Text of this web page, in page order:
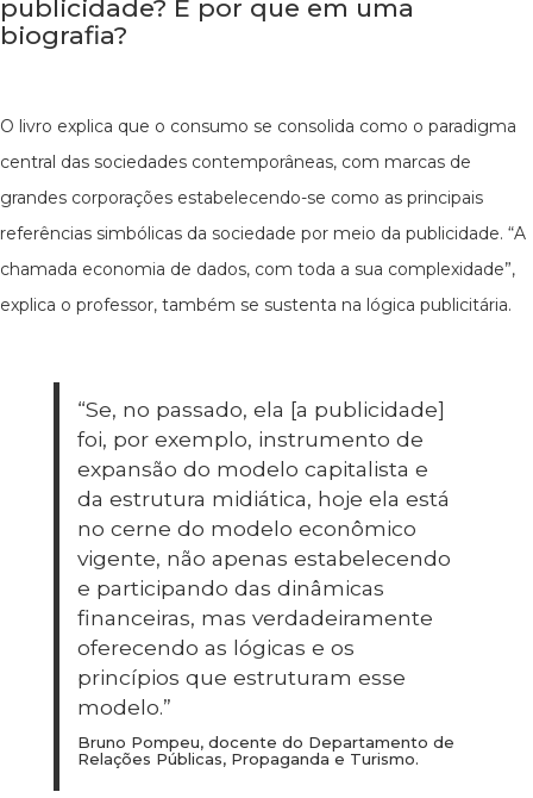
publicidade? E por que em uma
biografia?
O livro explica que o consumo se consolida como o paradigma
central das sociedades contemporâneas, com marcas de
grandes corporações estabelecendo-se como as principais
referências simbólicas da sociedade por meio da publicidade. “A
chamada economia de dados, com toda a sua complexidade”,
explica o professor, também se sustenta na lógica publicitária.
“Se, no passado, ela [a publicidade]
foi, por exemplo, instrumento de
expansão do modelo capitalista e
da estrutura midiática, hoje ela está
no cerne do modelo econômico
vigente, não apenas estabelecendo
e participando das dinâmicas
financeiras, mas verdadeiramente
oferecendo as lógicas e os
princípios que estruturam esse
modelo.”
Bruno Pompeu, docente do Departamento de
Relações Públicas, Propaganda e Turismo.